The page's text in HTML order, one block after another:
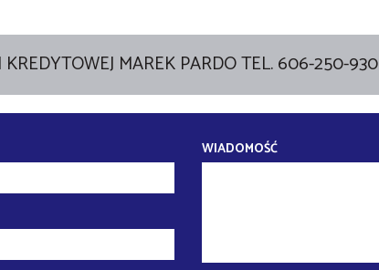
KREDYTOWEJ MAREK PARDO TEL. 606-250-930
WIADOMOŚĆ